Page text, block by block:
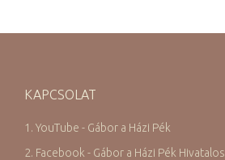
KAPCSOLAT
1. YouTube - Gábor a Házi Pék
2. Facebook - Gábor a Házi Pék Hivatalos